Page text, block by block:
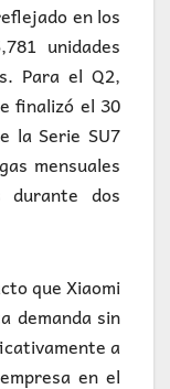
en los
unidades
Para el Q2,
finalizó el 30
la Serie SU7
mensuales
durante dos
que Xiaomi
demanda sin
a
en el